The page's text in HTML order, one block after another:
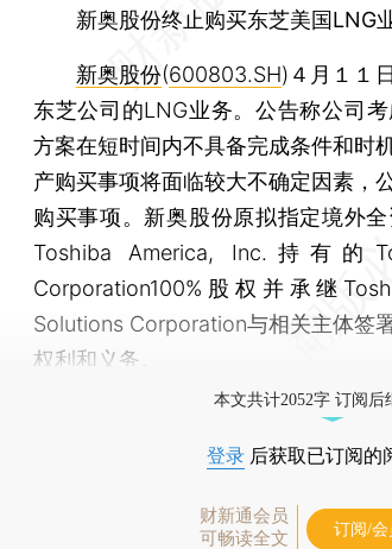
新奥股份终止购买东芝美国LNG
新奥股份(600803.SH)４月１１
东芝公司的LNG业务。公告称公司
方案在短时间内不具备完成条件和时
产购买事项将面临较大不确定因素，
购买事项。新奥股份原拟指定境外
Toshiba America, Inc.持有的
Corporation100%股权并承继
Solutions Corporation与相关主体签
权利和义务。
本文共计2052字 订阅后
登录 后获取已订阅的
财新通会员
可畅读全文
订阅/会